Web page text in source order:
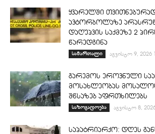
ყვარელში
ავტორბოლაზე
დაღუპვის საქმეზე 2
წარედგინა
სამართალი აგვისტო 9, 2026
გარემოს ეროვნული
მოსახლეობას
შწსაზებ აფრთხილებს
საზოგადოება აგვისტო 8,
საპატრიარქო: დღეს